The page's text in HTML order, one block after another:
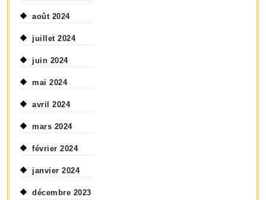
août 2024
juillet 2024
juin 2024
mai 2024
avril 2024
mars 2024
février 2024
janvier 2024
décembre 2023